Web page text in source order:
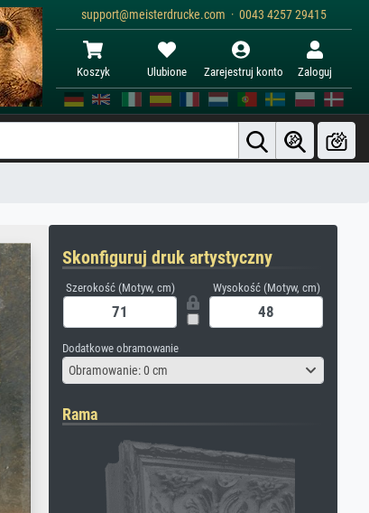
support@meisterdrucke.com · 0043 4257 29415
Koszyk Ulubione Zarejestruj konto Zaloguj
Skonfiguruj druk artystyczny
Szerokość (Motyw, cm) Wysokość (Motyw, cm)
Dodatkowe obramowanie
Obramowanie: 0 cm
Rama